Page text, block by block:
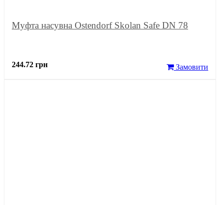
Муфта насувна Ostendorf Skolan Safe DN 78
244.72 грн Замовити